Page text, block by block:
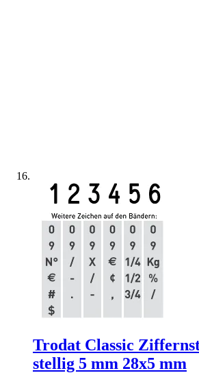
Trodat Classic
stellig 5 mm 28x5 mm